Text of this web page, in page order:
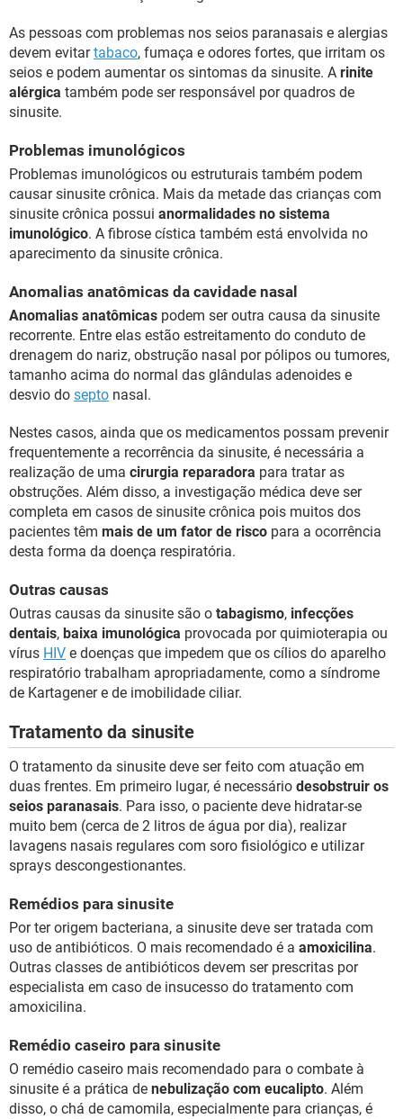
As pessoas com problemas nos seios paranasais e alergias
devem evitartabaco, fumaça e odores fortes, que irritam os
seios e podem aumentar os sintomas da sinusite. A rinite
alérgica também pode ser responsável por quadros de
sinusite.
Problemas imunológicos
Problemas imunológicos ou estruturais também podem
causar sinusite crônica. Mais da metade das crianças com
sinusite crônica possui anormalidades no sistema
imunológico. A fibrose cística também está envolvida no
aparecimento da sinusite crônica.
Anomalias anatômicas da cavidade nasal
Anomalias anatômicas podem ser outra causa da sinusite
recorrente. Entre elas estão estreitamento do conduto de
drenagem do nariz, obstrução nasal por pólipos ou tumores,
tamanho acima do normal das glândulas adenoides e
desvio do septo nasal.
Nestes casos, ainda que os medicamentos possam prevenir
frequentemente a recorrência da sinusite, é necessária a
realização de uma cirurgia reparadora para tratar as
obstruções. Além disso, a investigação médica deve ser
completa em casos de sinusite crônica pois muitos dos
pacientes têm mais de um fator de risco para a ocorrência
desta forma da doença respiratória.
Outras causas
Outras causas da sinusite são o tabagismo, infecções
dentais, baixa imunológica provocada por quimioterapia ou
vírus HIV e doenças que impedem que os cílios do aparelho
respiratório trabalham apropriadamente, como a síndrome
de Kartagener e de imobilidade ciliar.
Tratamento da sinusite
O tratamento da sinusite deve ser feito com atuação em
duas frentes. Em primeiro lugar, é necessário desobstruir os
seios paranasais. Para isso, o paciente deve hidratar-se
muito bem (cerca de 2 litros de água por dia), realizar
lavagens nasais regulares com soro fisiológico e utilizar
sprays descongestionantes.
Remédios para sinusite
Por ter origem bacteriana, a sinusite deve ser tratada com
uso de antibióticos. O mais recomendado é a amoxicilina.
Outras classes de antibióticos devem ser prescritas por
especialista em caso de insucesso do tratamento com
amoxicilina.
Remédio caseiro para sinusite
O remédio caseiro mais recomendado para o combate à
sinusite é a prática de nebulização com eucalipto. Além
disso, o chá de camomila, especialmente para crianças, é